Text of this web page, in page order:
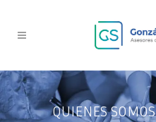
QUIENES SOMOS